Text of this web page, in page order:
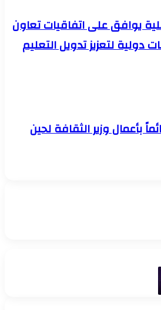
يوافق على اتفاقيات تعاون
لتعزيز تدويل التعليم
بأعمال وزير الثقافة لحين